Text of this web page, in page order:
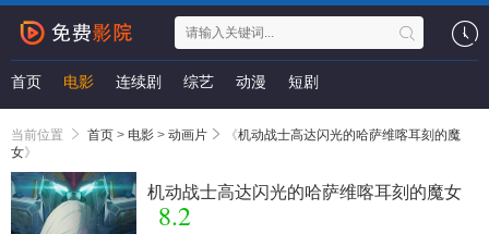
首页 电影 连续剧 综艺 动漫 短剧
当前位置 首页 > 电影 > 动画片 《机动战士高达闪光的哈萨维喀耳刻的魔
女》
机动战士高达闪光的哈萨维喀耳刻的魔女
8.2